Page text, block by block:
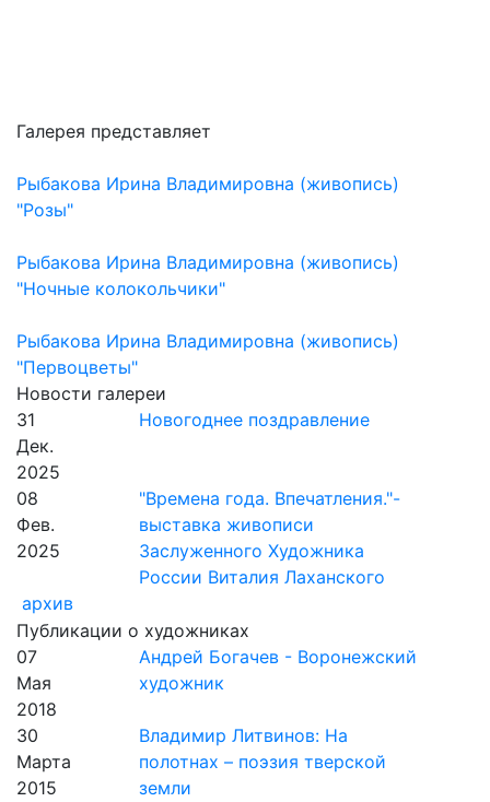
Галерея представляет
Рыбакова Ирина Владимировна (живопись)
"Розы"
Рыбакова Ирина Владимировна (живопись)
"Ночные колокольчики"
Рыбакова Ирина Владимировна (живопись)
"Первоцветы"
Новости галереи
31
Дек.
2025
Новогоднее поздравление
08
Фев.
2025
"Времена года. Впечатления."-
выставка живописи
Заслуженного Художника
России Виталия Лаханского
архив
Публикации о художниках
07
Мая
2018
Андрей Богачев - Воронежский
художник
30
Марта
2015
Владимир Литвинов: На
полотнах – поэзия тверской
земли